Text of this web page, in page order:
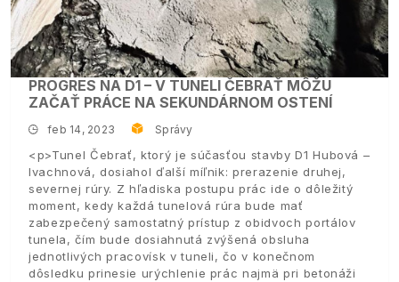
PROGRES NA D1 – V TUNELI ČEBRAŤ MÔŽU
ZAČAŤ PRÁCE NA SEKUNDÁRNOM OSTENÍ
feb 14, 2023 Správy
<p>Tunel Čebrať, ktorý je súčasťou stavby D1 Hubová –
Ivachnová, dosiahol ďalší míľnik: prerazenie druhej,
severnej rúry. Z hľadiska postupu prác ide o dôležitý
moment, kedy každá tunelová rúra bude mať
zabezpečený samostatný prístup z obidvoch portálov
tunela, čím bude dosiahnutá zvýšená obsluha
jednotlivých pracovísk v tuneli, čo v konečnom
dôsledku prinesie urýchlenie prác najmä pri betonáži